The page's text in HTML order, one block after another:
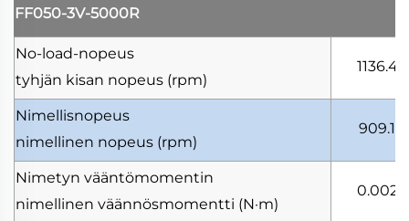
FF050-3V-5000R
No-load-nopeus
tyhjän kisan nopeus (rpm)
1136.4
Nimellisnopeus
nimellinen nopeus (rpm)
909.1
Nimetyn vääntömomentin
nimellinen väännösmomentti (N·m)
0.002